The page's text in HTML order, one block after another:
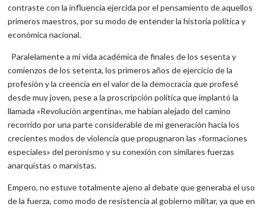
contraste con la influencia ejercida por el pensamiento de aquellos
primeros maestros, por su modo de entender la historia política y
económica nacional.
Paralelamente a mi vida académica de finales de los sesenta y
comienzos de los setenta, los primeros años de ejercicio de la
profesión y la creencia en el valor de la democracia que profesé
desde muy joven, pese a la proscripción política que implantó la
llamada «Revolución argentina», me habían alejado del camino
recorrido por una parte considerable de mi generación hacia los
crecientes modos de violencia que propugnaron las «formaciones
especiales» del peronismo y su conexión con similares fuerzas
anarquistas o marxistas.
Empero, no estuve totalmente ajeno al debate que generaba el uso
de la fuerza, como modo de resistencia al gobierno militar, ya que en